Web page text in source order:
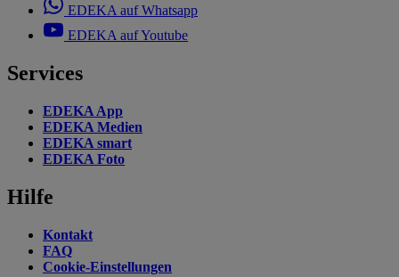
EDEKA auf Whatsapp
EDEKA auf Youtube
Services
EDEKA App
EDEKA Medien
EDEKA smart
EDEKA Foto
Hilfe
Kontakt
FAQ
Cookie-Einstellungen